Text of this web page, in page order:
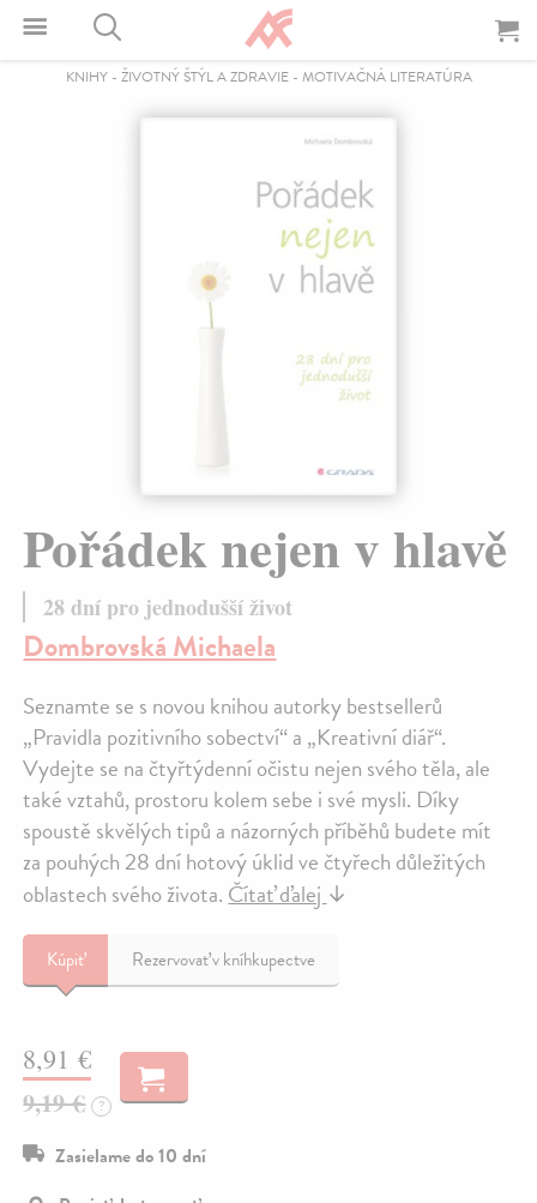
KNIHY- ŽIVOTNÝ ŠTÝL A ZDRAVIE- MOTIVAČNÁ LITERATÚRA
Pořádek nejen v hlavě
28 dní pro jednodušší život
Dombrovská Michaela
Seznamte se s novou knihou autorky bestsellerů
„Pravidla pozitivního sobectví“ a „Kreativní diář“.
Vydejte se na čtyřtýdenní očistu nejen svého těla, ale
také vztahů, prostoru kolem sebe i své mysli. Díky
spoustě skvělých tipů a názorných příběhů budete mít
za pouhých 28 dní hotový úklid ve čtyřech důležitých
oblastech svého života.Čítať ďalej↓
Kúpiť Rezervovať v kníhkupectve
8,91 €
9,19 €
?
Zasielame do 10 dní